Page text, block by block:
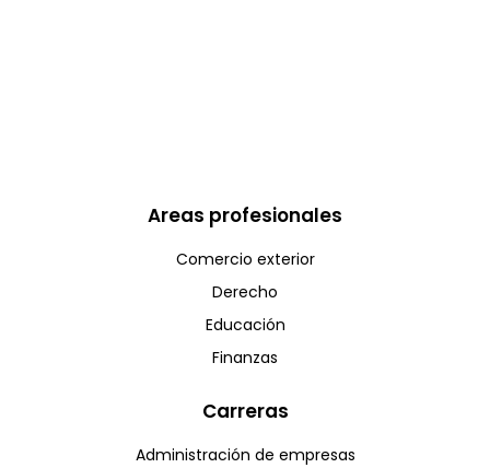
Areas profesionales
Comercio exterior
Derecho
Educación
Finanzas
Carreras
Administración de empresas